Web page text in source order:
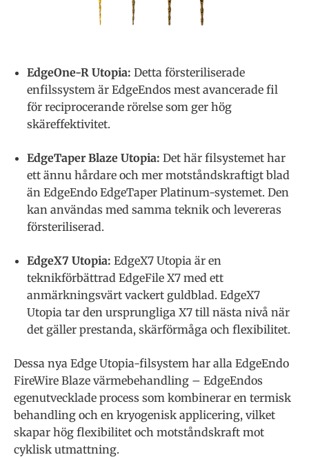
EdgeOne-R Utopia:Detta försteriliserade
enfilssystem är EdgeEndos mest avancerade fil
för reciprocerande rörelse som ger hög
skäreffektivitet.
EdgeTaper Blaze Utopia: Det här filsystemet har
ett ännu hårdare och mer motståndskraftigt blad
än EdgeEndo EdgeTaper Platinum-systemet. Den
kan användas med samma teknik och levereras
försteriliserad.
EdgeX7 Utopia:EdgeX7 Utopia är en
teknikförbättrad EdgeFile X7 med ett
anmärkningsvärt vackert guldblad. EdgeX7
Utopia tar den ursprungliga X7 till nästa nivå när
det gäller prestanda, skärförmåga och flexibilitet.
Dessa nya Edge Utopia-filsystem har alla EdgeEndo
FireWire Blaze värmebehandling – EdgeEndos
egenutvecklade process som kombinerar en termisk
behandling och en kryogenisk applicering, vilket
skapar hög flexibilitet och motståndskraft mot
cyklisk utmattning.